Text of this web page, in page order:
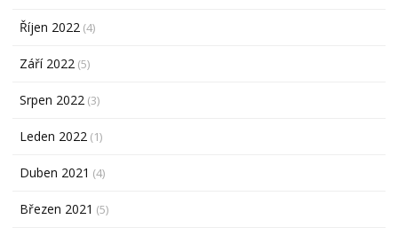
Říjen 2022 (4)
Září 2022 (5)
Srpen 2022 (3)
Leden 2022 (1)
Duben 2021 (4)
Březen 2021 (5)